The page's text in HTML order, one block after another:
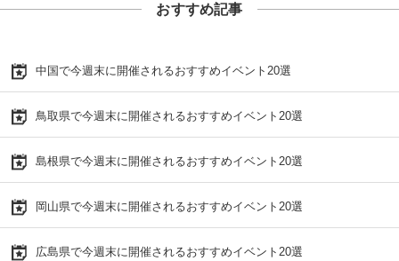
おすすめ記事
中国で今週末に開催されるおすすめイベント20選
鳥取県で今週末に開催されるおすすめイベント20選
島根県で今週末に開催されるおすすめイベント20選
岡山県で今週末に開催されるおすすめイベント20選
広島県で今週末に開催されるおすすめイベント20選